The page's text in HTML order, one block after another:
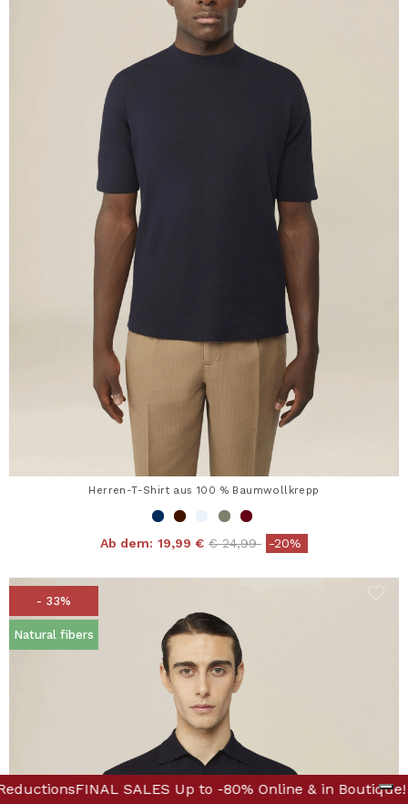
Further Reductions FINAL SALES Up to -80%
Herren-T-Shirt aus 100 % Baumwollkrepp
Ab dem: 19,99 € Price reduced from
€ 24,99to-20%
- 33%
Natural fibers
in Boutique! Discover Further Reductions FINAL